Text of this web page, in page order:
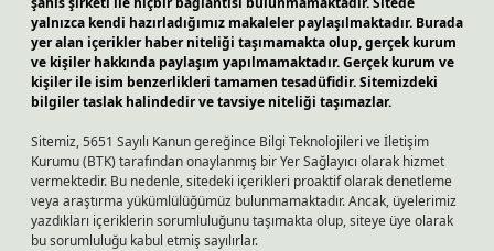
yalnızca kendi hazırladığımız makaleler paylaşılmaktadır. Burada
yer alan içerikler haber niteliği taşımamakta olup, gerçek kurum
ve kişiler hakkında paylaşım yapılmamaktadır. Gerçek kurum ve
kişiler ile isim benzerlikleri tamamen tesadüfidir. Sitemizdeki
bilgiler taslak halindedir ve tavsiye niteliği taşımazlar.
Sitemiz, 5651 Sayılı Kanun gereğince Bilgi Teknolojileri ve İletişim
Kurumu (BTK) tarafından onaylanmış bir Yer Sağlayıcı olarak hizmet
vermektedir. Bu nedenle, sitedeki içerikleri proaktif olarak denetleme
veya araştırma yükümlülüğümüz bulunmamaktadır. Ancak, üyelerimiz
yazdıkları içeriklerin sorumluluğunu taşımakta olup, siteye üye olarak
bu sorumluluğu kabul etmiş sayılırlar.